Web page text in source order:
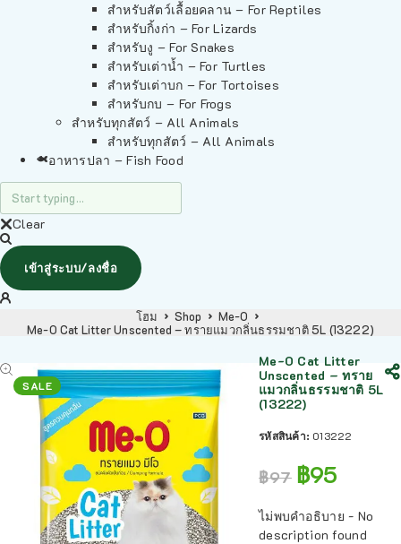
สำหรับสัตว์เลื้อยคลาน – For Reptiles
สำหรับกิ้งก่า – For Lizards
สำหรับงู – For Snakes
สำหรับเต่าน้ำ – For Turtles
สำหรับเต่าบก – For Tortoises
สำหรับกบ – For Frogs
สำหรับทุกสัตว์ – All Animals
สำหรับทุกสัตว์ – All Animals
อาหารปลา – Fish Food
Clear
เข้าสู่ระบบ/ลงชื่อ
โฮม Shop
Me-O
Me-O Cat Litter Unscented – ทรายแมวกลิ่นธรรมชาติ 5L (13222)
SALE
Me-O Cat Litter
Unscented – ทราย
แมวกลิ่นธรรมชาติ 5L
(13222)
รหัสสินค้า: 013222
฿97 ฿95
ไม่พบคำอธิบาย - No
description found